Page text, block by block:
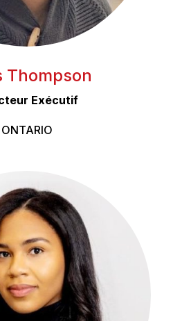
Thompson
Exécutif
ONTARIO